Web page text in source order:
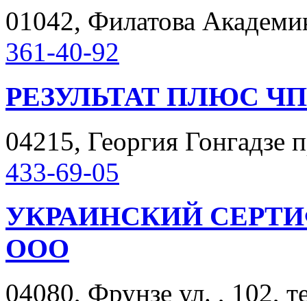
01042, Филатова
361-40-92
РЕЗУЛЬТАТ ПЛЮС ЧП
04215, Георгия
433-69-05
УКРАИНСКИЙ
ООО
04080, Фрунзе ул. , 102,